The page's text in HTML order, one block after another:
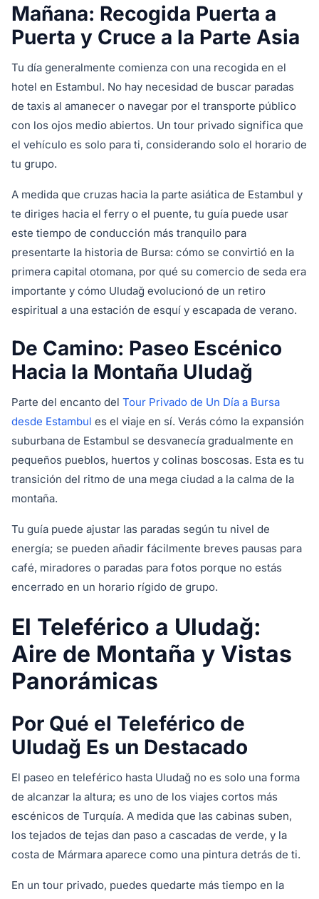
Mañana: Recogida Puerta a
Puerta y Cruce a la Parte Asia
Tu día generalmente comienza con una recogida en el
hotel en Estambul. No hay necesidad de buscar paradas
de taxis al amanecer o navegar por el transporte público
con los ojos medio abiertos. Un tour privado significa que
el vehículo es solo para ti, considerando solo el horario de
tu grupo.
A medida que cruzas hacia la parte asiática de Estambul y
te diriges hacia el ferry o el puente, tu guía puede usar
este tiempo de conducción más tranquilo para
presentarte la historia de Bursa: cómo se convirtió en la
primera capital otomana, por qué su comercio de seda era
importante y cómo Uludağ evolucionó de un retiro
espiritual a una estación de esquí y escapada de verano.
De Camino: Paseo Escénico
Hacia la Montaña Uludağ
Parte del encanto del Tour Privado de Un Día a Bursa
desde Estambul es el viaje en sí. Verás cómo la expansión
suburbana de Estambul se desvanecía gradualmente en
pequeños pueblos, huertos y colinas boscosas. Esta es tu
transición del ritmo de una mega ciudad a la calma de la
montaña.
Tu guía puede ajustar las paradas según tu nivel de
energía; se pueden añadir fácilmente breves pausas para
café, miradores o paradas para fotos porque no estás
encerrado en un horario rígido de grupo.
El Teleférico a Uludağ:
Aire de Montaña y Vistas
Panorámicas
Por Qué el Teleférico de
Uludağ Es un Destacado
El paseo en teleférico hasta Uludağ no es solo una forma
de alcanzar la altura; es uno de los viajes cortos más
escénicos de Turquía. A medida que las cabinas suben,
los tejados de tejas dan paso a cascadas de verde, y la
costa de Mármara aparece como una pintura detrás de ti.
En un tour privado, puedes quedarte más tiempo en la